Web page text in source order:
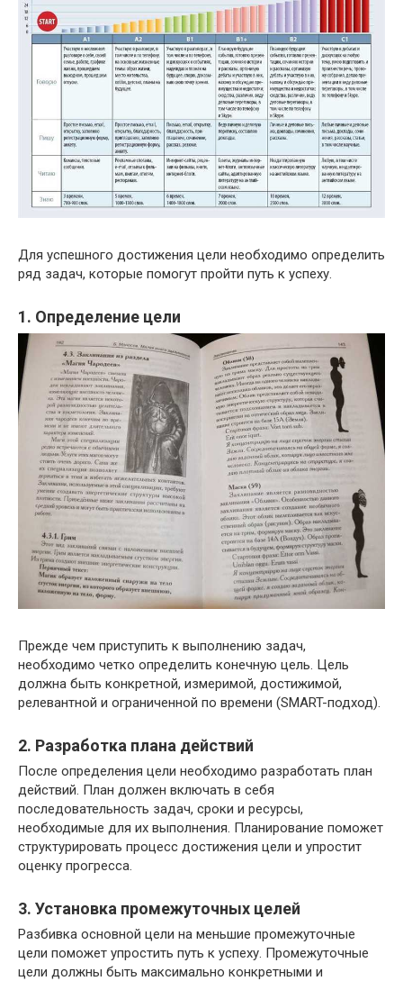
Для успешного достижения цели необходимо определить
ряд задач, которые помогут пройти путь к успеху.
1. Определение цели
Прежде чем приступить к выполнению задач,
необходимо четко определить конечную цель. Цель
должна быть конкретной, измеримой, достижимой,
релевантной и ограниченной по времени (SMART-подход).
2. Разработка плана действий
После определения цели необходимо разработать план
действий. План должен включать в себя
последовательность задач, сроки и ресурсы,
необходимые для их выполнения. Планирование поможет
структурировать процесс достижения цели и упростит
оценку прогресса.
3. Установка промежуточных целей
Разбивка основной цели на меньшие промежуточные
цели поможет упростить путь к успеху. Промежуточные
цели должны быть максимально конкретными и